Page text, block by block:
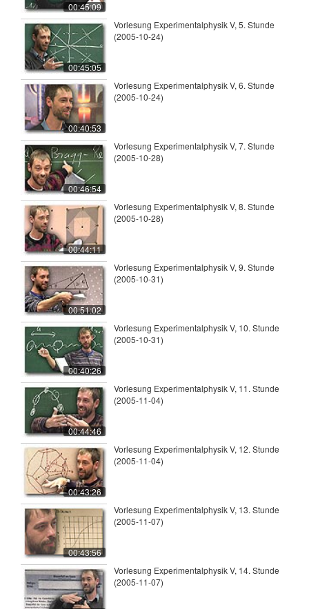
00:45:09
00:45:05
Vorlesung Experimentalphysik V, 5. Stunde
(2005-10-24)
00:40:53
Vorlesung Experimentalphysik V, 6. Stunde
(2005-10-24)
00:46:54
Vorlesung Experimentalphysik V, 7. Stunde
(2005-10-28)
00:44:11
Vorlesung Experimentalphysik V, 8. Stunde
(2005-10-28)
00:51:02
Vorlesung Experimentalphysik V, 9. Stunde
(2005-10-31)
00:40:26
Vorlesung Experimentalphysik V, 10. Stunde
(2005-10-31)
00:44:46
Vorlesung Experimentalphysik V, 11. Stunde
(2005-11-04)
00:43:26
Vorlesung Experimentalphysik V, 12. Stunde
(2005-11-04)
00:43:56
Vorlesung Experimentalphysik V, 13. Stunde
(2005-11-07)
Vorlesung Experimentalphysik V, 14. Stunde
(2005-11-07)